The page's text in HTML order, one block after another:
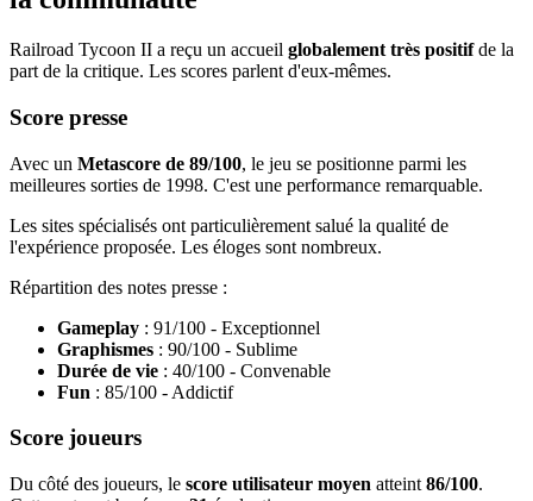
Railroad Tycoon II a reçu un accueil globalement très positifde la
part de la critique. Les scores parlent d'eux-mêmes.
Score presse
Avec un Metascore de 89/100, le jeu se positionne parmi les
meilleures sorties de 1998. C'est une performance remarquable.
Les sites spécialisés ont particulièrement salué la qualité de
l'expérience proposée. Les éloges sont nombreux.
Répartition des notes presse :
Gameplay : 91/100 - Exceptionnel
Graphismes : 90/100 - Sublime
Durée de vie : 40/100 - Convenable
Fun : 85/100 - Addictif
Score joueurs
Du côté des joueurs, le score utilisateur moyen atteint 86/100.